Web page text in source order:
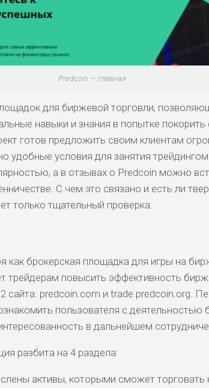
Predcoin — главная
для биржевой торговли,
навыки и знания в попытке
готов предложить своим клиентам
удобные условия для занятия
а в отзывах о Predcoin можно
С чем это связано и есть ли
только тщательный проверка.
как брокерская площадка для игры на
трейдерам повысить эффективность
сайта: predcoin.com и trade.predcoin.org.
пользователя с деятельностью
в дальнейшем
разбита на 4 раздела:
активы, которыми сможет торговать